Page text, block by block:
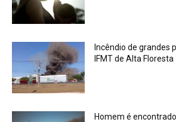
Incêndio de grandes
IFMT de Alta Floresta
Homem é